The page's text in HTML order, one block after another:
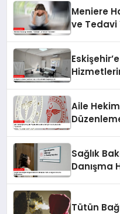
Meniere
ve
Aile
Sağlık
Danışma
Tütün